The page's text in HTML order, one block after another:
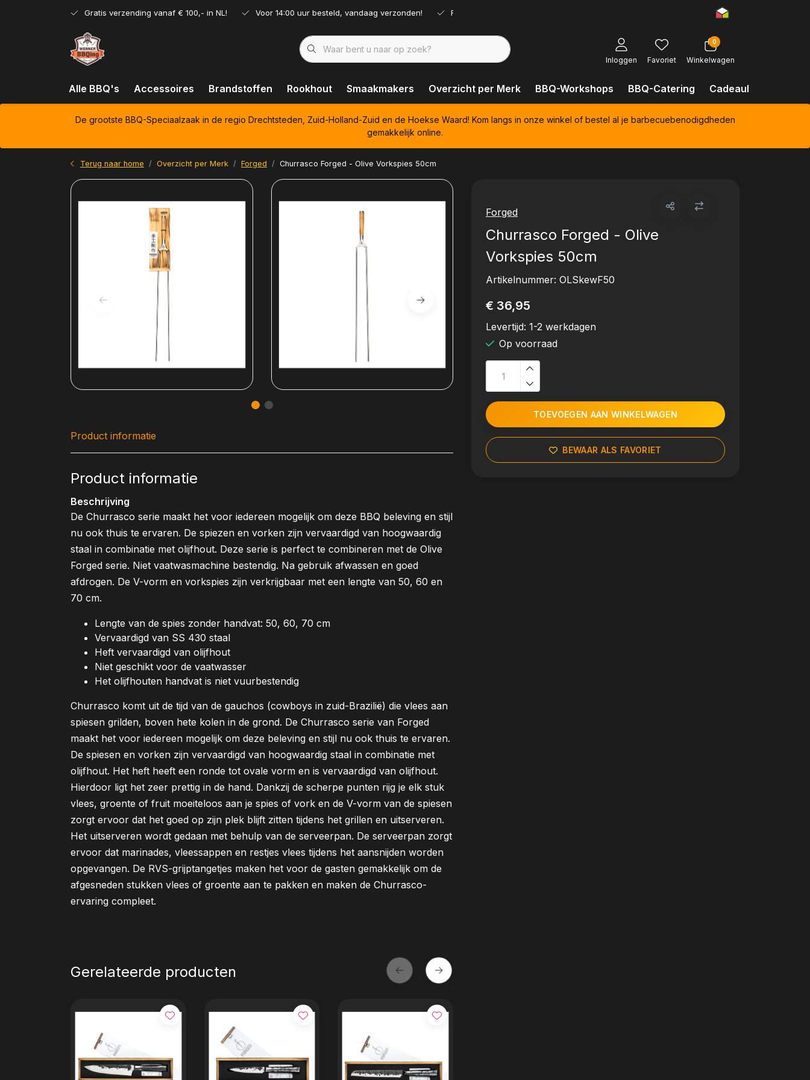
Gratis verzending vanaf € 100,- in NL! Voor 14:00 uur besteld, vandaag verzonden! Ruim assortiment!
Inloggen Favoriet
0
Winkelwagen
Alle BBQ's Accessoires Brandstoffen Rookhout Smaakmakers Overzicht per Merk BBQ-Workshops BBQ-Catering Cadeaubonnen
De grootste BBQ-Speciaalzaak in de regio Drechtsteden, Zuid-Holland-Zuid en de Hoekse Waard! Kom langs in onze winkel of bestel al je barbecuebenodigdheden
gemakkelijk online.
Terug naar home Overzicht per Merk Forged Churrasco Forged - Olive Vorkspies 50cm
Forged
Churrasco Forged - Olive
Vorkspies 50cm
Artikelnummer: OLSkewF50
€ 36,95
Levertijd: 1-2 werkdagen
Op voorraad
TOEVOEGEN AAN WINKELWAGEN
BEWAAR ALS FAVORIET
Product informatie
Product informatie
Beschrijving
De Churrasco serie maakt het voor iedereen mogelijk om deze BBQ beleving en stijl
nu ook thuis te ervaren. De spiezen en vorken zijn vervaardigd van hoogwaardig
staal in combinatie met olijfhout. Deze serie is perfect te combineren met de Olive
Forged serie. Niet vaatwasmachine bestendig. Na gebruik afwassen en goed
afdrogen. De V-vorm en vorkspies zijn verkrijgbaar met een lengte van 50, 60 en
70 cm.
Lengte van de spies zonder handvat: 50, 60, 70 cm
Vervaardigd van SS 430 staal
Heft vervaardigd van olijfhout
Niet geschikt voor de vaatwasser
Het olijfhouten handvat is niet vuurbestendig
Churrasco komt uit de tijd van de gauchos (cowboys in zuid-Brazilië) die vlees aan
spiesen grilden, boven hete kolen in de grond. De Churrasco serie van Forged
maakt het voor iedereen mogelijk om deze beleving en stijl nu ook thuis te ervaren.
De spiesen en vorken zijn vervaardigd van hoogwaardig staal in combinatie met
olijfhout. Het heft heeft een ronde tot ovale vorm en is vervaardigd van olijfhout.
Hierdoor ligt het zeer prettig in de hand. Dankzij de scherpe punten rijg je elk stuk
vlees, groente of fruit moeiteloos aan je spies of vork en de V-vorm van de spiesen
zorgt ervoor dat het goed op zijn plek blijft zitten tijdens het grillen en uitserveren.
Het uitserveren wordt gedaan met behulp van de serveerpan. De serveerpan zorgt
ervoor dat marinades, vleessappen en restjes vlees tijdens het aansnijden worden
opgevangen. De RVS-grijptangetjes maken het voor de gasten gemakkelijk om de
afgesneden stukken vlees of groente aan te pakken en maken de Churrasco-
ervaring compleet.
Gerelateerde producten